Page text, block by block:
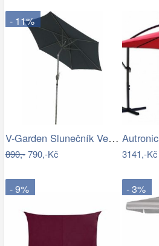
- 11%
V-Garden Slunečník VeGA 270C - černý
890,-790,-Kč 3141,-Kč
- 9% - 3%